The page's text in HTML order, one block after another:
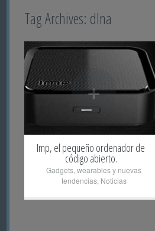
Tag Archives: dlna
+
Imp, el pequeño ordenador de
código abierto.
Gadgets, wearables y nuevas
tendencias, Noticias